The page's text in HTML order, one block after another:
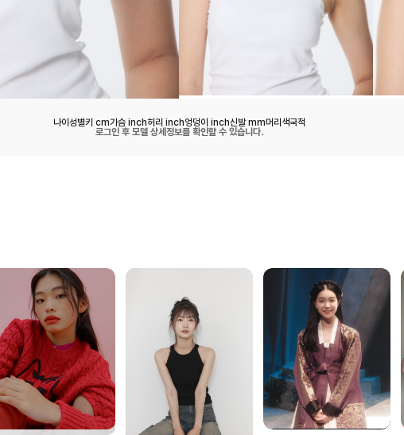
나이 성별키 cm가슴 inch허리 inch엉덩이 inch신발 mm머리색국적
로그인 후 모델 상세정보를 확인할 수 있습니다.